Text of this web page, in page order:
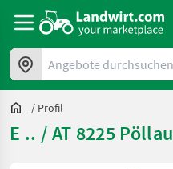
Angebote durchsuchen
/ Profil
E .. / AT 8225 Pöllau